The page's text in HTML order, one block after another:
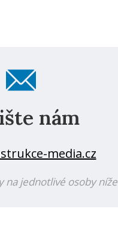
nám
media.cz
na jednotlivé osoby níže